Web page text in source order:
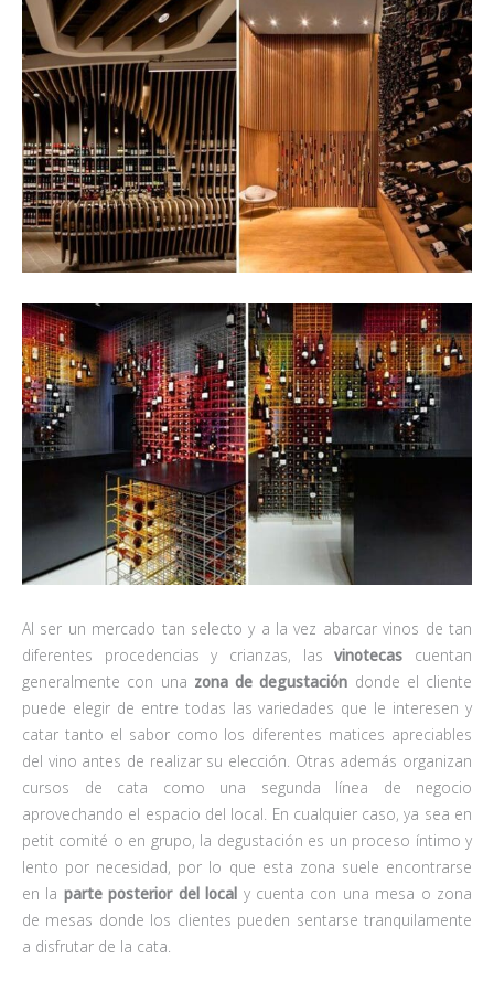
Al ser un mercado tan selecto y a la vez abarcar vinos de tan
diferentes procedencias y crianzas, lasvinotecas cuentan
generalmente con una zona de degustación donde el cliente
puede elegir de entre todas las variedades que le interesen y
catar tanto el sabor como los diferentes matices apreciables
del vino antes de realizar su elección. Otras además organizan
cursos de cata como una segunda línea de negocio
aprovechando el espacio del local. En cualquier caso, ya sea en
petit comité o en grupo, la degustación es un proceso íntimo y
lento por necesidad, por lo que esta zona suele encontrarse
en la parte posterior del local y cuenta con una mesa o zona
de mesas donde los clientes pueden sentarse tranquilamente
a disfrutar de la cata.